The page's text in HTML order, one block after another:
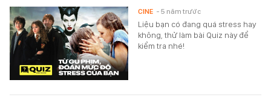
Liệu bạn có đang quá stress hay
không, thử làm bài Quiz này để
kiểm tra nhé!
CINE - 5 năm trước